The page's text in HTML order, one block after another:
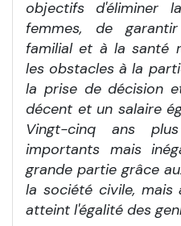
objectifs d'éliminer
femmes, de
familial et à la santé
les obstacles à la
la prise de décision
décent et un salaire
Vingt-cinq ans
importants mais
grande partie grâce
la société civile, mais
atteint l'égalité des